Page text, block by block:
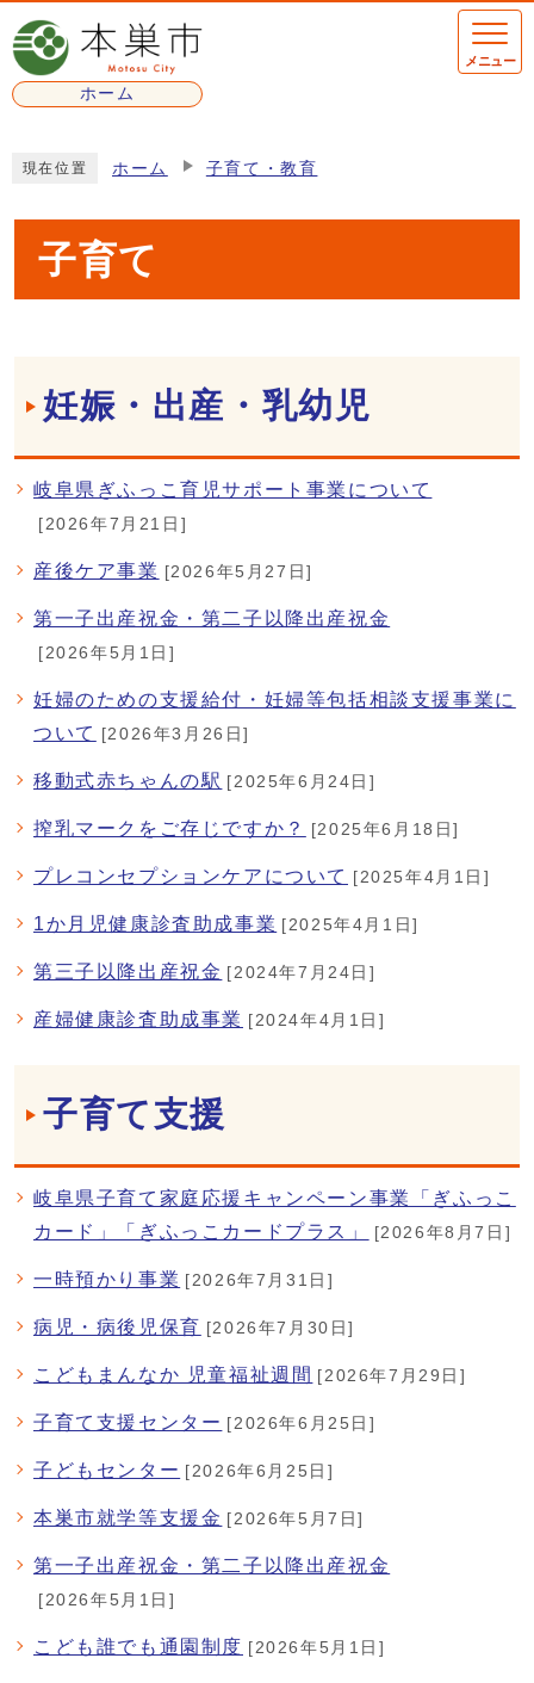
ページの先頭です
ホーム
メニュー
現在位置 ホーム 子育て・教育
子育て
メインメニュー
妊娠・出産・乳幼児
岐阜県ぎふっこ育児サポート事業について
[2026年7月21日]
産後ケア事業 [2026年5月27日]
第一子出産祝金・第二子以降出産祝金
[2026年5月1日]
妊婦のための支援給付・妊婦等包括相談支援事業に
ついて [2026年3月26日]
移動式赤ちゃんの駅 [2025年6月24日]
搾乳マークをご存じですか？ [2025年6月18日]
プレコンセプションケアについて [2025年4月1日]
1か月児健康診査助成事業 [2025年4月1日]
第三子以降出産祝金 [2024年7月24日]
産婦健康診査助成事業 [2024年4月1日]
子育て支援
岐阜県子育て家庭応援キャンペーン事業「ぎふっこ
カード」「ぎふっこカードプラス」
[2026年8月7日]
一時預かり事業 [2026年7月31日]
病児・病後児保育 [2026年7月30日]
こどもまんなか 児童福祉週間 [2026年7月29日]
子育て支援センター [2026年6月25日]
子どもセンター [2026年6月25日]
本巣市就学等支援金 [2026年5月7日]
第一子出産祝金・第二子以降出産祝金
[2026年5月1日]
こども誰でも通園制度 [2026年5月1日]